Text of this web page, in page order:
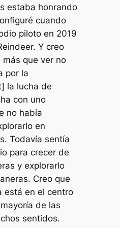
estaba honrando
cuando
piloto en 2019
Y creo
que ver no
por la
la lucha de
con uno
no había
en
Todavía sentía
para crecer de
y explorarlo
Creo que
está en el centro
de las
sentidos.